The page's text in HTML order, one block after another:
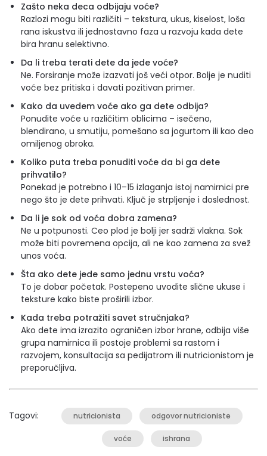
Zašto neka deca odbijaju voće?
Razlozi mogu biti različiti – tekstura, ukus, kiselost, loša
rana iskustva ili jednostavno faza u razvoju kada dete
bira hranu selektivno.
Da li treba terati dete da jede voće?
Ne. Forsiranje može izazvati još veći otpor. Bolje je nuditi
voće bez pritiska i davati pozitivan primer.
Kako da uvedem voće ako ga dete odbija?
Ponudite voće u različitim oblicima – isečeno,
blendirano, u smutiju, pomešano sa jogurtom ili kao deo
omiljenog obroka.
Koliko puta treba ponuditi voće da bi ga dete
prihvatilo?
Ponekad je potrebno i 10–15 izlaganja istoj namirnici pre
nego što je dete prihvati. Ključ je strpljenje i doslednost.
Da li je sok od voća dobra zamena?
Ne u potpunosti. Ceo plod je bolji jer sadrži vlakna. Sok
može biti povremena opcija, ali ne kao zamena za svež
unos voća.
Šta ako dete jede samo jednu vrstu voća?
To je dobar početak. Postepeno uvodite slične ukuse i
teksture kako biste proširili izbor.
Kada treba potražiti savet stručnjaka?
Ako dete ima izrazito ograničen izbor hrane, odbija više
grupa namirnica ili postoje problemi sa rastom i
razvojem, konsultacija sa pedijatrom ili nutricionistom je
preporučljiva.
Tagovi: nutricionista odgovor nutricioniste
voće ishrana